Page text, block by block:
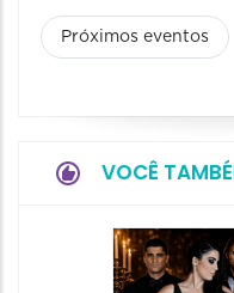
Próximos eventos
VOCÊ